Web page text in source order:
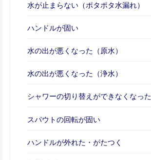
水が止まらない（ポタポタ水漏れ）
ハンドルが固い
水の出が悪くなった（原水）
水の出が悪くなった（浄水）
シャワーの切り替えができなくなった
スパウトの回転が固い
ハンドルが外れた・がたつく